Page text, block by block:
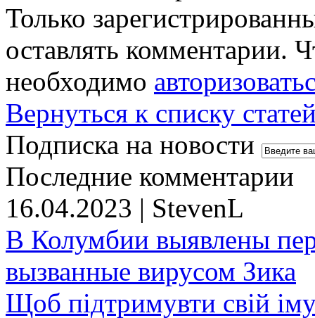
Только
оставлять комментарии.
необходимо
Вернуться к списку
Подписка на новости
Последние комментарии
16.04.2023 | StevenL
В Колумбии выявлены
вызванные вирусом Зика
Щоб підтримувти свій